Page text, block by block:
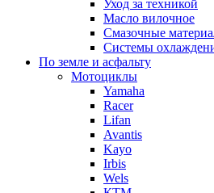
Уход за техникой
Масло вилочное
Смазочные
Системы
По земле и асфальту
Мотоциклы
Yamaha
Racer
Lifan
Avantis
Kayo
Irbis
Wels